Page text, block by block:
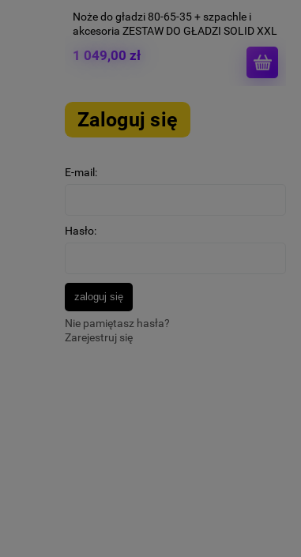
Noże do gładzi 80-65-35 + szpachle i
akcesoria ZESTAW DO GŁADZI SOLID XXL
1 049,00 zł
Zaloguj się
E-mail:
Hasło:
zaloguj się
Nie pamiętasz hasła?
Zarejestruj się